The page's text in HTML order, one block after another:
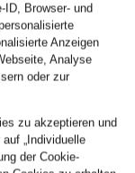
ID, Browser- und
Anzeigen
Analyse
oder zur
zu akzeptieren und
„Individuelle
der Cookie-